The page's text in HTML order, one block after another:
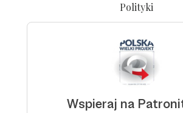
Polityki